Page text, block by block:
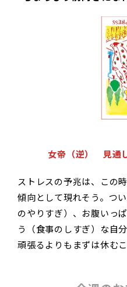
女帝（逆） 見通
ストレスの予兆は、この
傾向として現れそう。つ
のやりすぎ）、お腹いっ
う（食事のしすぎ）な自
頑張るよりもまずは休む